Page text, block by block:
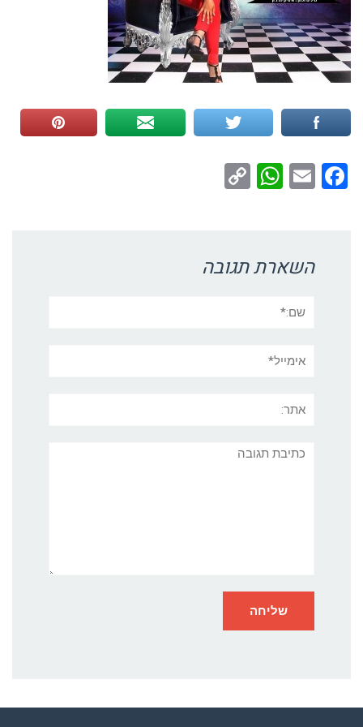
Facebook
Email
WhatsApp
השארת תגובה
תגובה